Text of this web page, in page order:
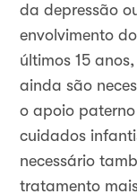
da depressão
envolvimento
últimos 15
ainda são
o apoio
cuidados
necessário
tratamento